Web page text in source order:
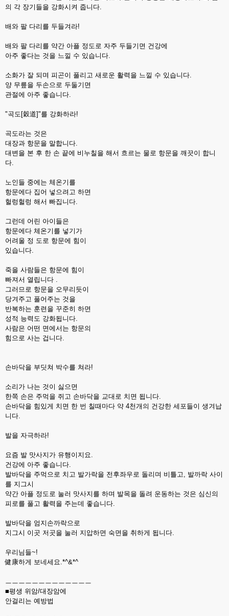
의 각 장기들을 강화시켜 줍니다.
배와 팔 다리를 두들겨라!
배와 팔 다리를 약간 아플 정도로 자주 두들기면 건강에
아주 좋다는 것을 느낄 수 있습니다.
소화가 잘 되며 피곤이 풀리고 새로운 활력을 느낄 수 있습니다.
양 무릎을 두손으로 두둘기면
관절에 아주 좋습니다.
"곡도[穀道]"를 강화하라!
곡도라는 것은
대장과 항문을 말합니다.
대변을 본 후 한 손 끝에 비누칠을 해서 흐르는 물로 항문을 깨끗이 합니
다.
노인들 중에는 체온기를
항문에다 집어 넣으려고 하면
헐렁헐렁 해서 빠집니다.
그런데 어린 아이들은
항문에다 체온기를 넣기가
어려울 정 도로 항문에 힘이
있습니다.
죽을 사람들은 항문에 힘이
빠져서 열립니다 .
그러므로 항문을 오무리듯이
당겨주고 풀어주는 것을
반복하는 훈련을 꾸준히 하면
성적 능력도 강화됩니다.
사람은 어떤 면에서는 항문의
힘으로 사는 겁니다.
손바닥을 부딧쳐 박수를 쳐라!
소리가 나는 것이 싫으면
한쪽 손은 주먹을 쥐고 손바닥을 교대로 치면 됩니다.
손바닥을 힘있게 치면 한 번 칠때마다 약 4천개의 건강한 세포들이 생겨납
니다.
발을 자극하라!
요즘 발 맛사지가 유행이지요.
건강에 아주 좋습니다.
발바닥을 주먹으로 치고 발가락을 전후좌우로 돌리며 비틀고, 발까락 사이
를 지그시
약간 아플 정도로 눌러 맛사지를 하며 발목을 돌려 운동하는 것은 심신의
피로를 풀고 활력을 주는데 좋습니다.
발바닥을 엄지손까락으로
지그시 이곳 저곳을 눌러 지압하면 숙면을 취하게 됩니다.
우리님들~!
健康하게 보네세요.*^&*^
ㅡㅡㅡㅡㅡㅡㅡㅡㅡㅡㅡㅡㅡ
■평생 위암/대장암에
안걸리는 예방법